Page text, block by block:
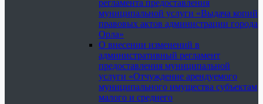
регламента предоставления
муниципальной услуги «Выдача копий
правовых актов администрации города
Орла»
О внесении изменений в
административный регламент
предоставления муниципальной
услуги «Отчуждение арендуемого
муниципального имущества субъектам
малого и среднего